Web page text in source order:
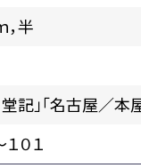
，半
堂記」「名古屋／
０１